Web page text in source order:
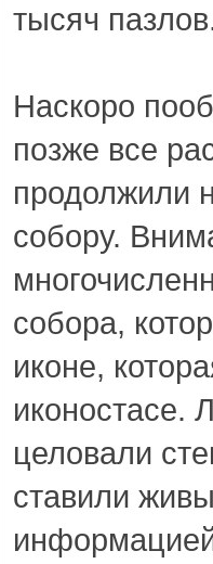
тысяч
Наскоро
позже все
продолжили
собору.
собора,
иконе,
иконостасе.
целовали
ставили